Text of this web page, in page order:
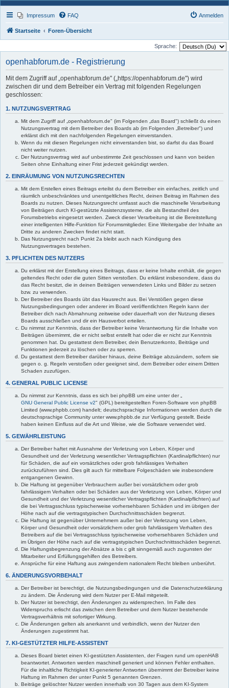
Impressum FAQ Anmelden
Startseite Foren-Übersicht
Sprache:
openhabforum.de - Registrierung
Mit dem Zugriff auf „openhabforum.de" („https://openhabforum.de") wird
zwischen dir und dem Betreiber ein Vertrag mit folgenden Regelungen
geschlossen:
1. NUTZUNGSVERTRAG
Mit dem Zugriff auf „openhabforum.de" (im Folgenden „das Board") schließt du einen
Nutzungsvertrag mit dem Betreiber des Boards ab (im Folgenden „Betreiber") und
erklärst dich mit den nachfolgenden Regelungen einverstanden.
Wenn du mit diesen Regelungen nicht einverstanden bist, so darfst du das Board
nicht weiter nutzen.
Der Nutzungsvertrag wird auf unbestimmte Zeit geschlossen und kann von beiden
Seiten ohne Einhaltung einer Frist jederzeit gekündigt werden.
2. EINRÄUMUNG VON NUTZUNGSRECHTEN
Mit dem Erstellen eines Beitrags erteilst du dem Betreiber ein einfaches, zeitlich und
räumlich unbeschränktes und unentgeltliches Recht, deinen Beitrag im Rahmen des
Boards zu nutzen. Dieses Nutzungsrecht umfasst auch die maschinelle Verarbeitung
von Beiträgen durch KI-gestützte Assistenzsysteme, die als Bestandteil des
Forumsbetriebs eingesetzt werden. Zweck dieser Verarbeitung ist die Bereitstellung
einer intelligenten Hilfe-Funktion für Forumsmitglieder. Eine Weitergabe der Inhalte an
Dritte zu anderen Zwecken findet nicht statt.
Das Nutzungsrecht nach Punkt 2a bleibt auch nach Kündigung des
Nutzungsvertrages bestehen.
3. PFLICHTEN DES NUTZERS
Du erklärst mit der Erstellung eines Beitrags, dass er keine Inhalte enthält, die gegen
geltendes Recht oder die guten Sitten verstoßen. Du erklärst insbesondere, dass du
das Recht besitzt, die in deinen Beiträgen verwendeten Links und Bilder zu setzen
bzw. zu verwenden.
Der Betreiber des Boards übt das Hausrecht aus. Bei Verstößen gegen diese
Nutzungsbedingungen oder anderer im Board veröffentlichten Regeln kann der
Betreiber dich nach Abmahnung zeitweise oder dauerhaft von der Nutzung dieses
Boards ausschließen und dir ein Hausverbot erteilen.
Du nimmst zur Kenntnis, dass der Betreiber keine Verantwortung für die Inhalte von
Beiträgen übernimmt, die er nicht selbst erstellt hat oder die er nicht zur Kenntnis
genommen hat. Du gestattest dem Betreiber, dein Benutzerkonto, Beiträge und
Funktionen jederzeit zu löschen oder zu sperren.
Du gestattest dem Betreiber darüber hinaus, deine Beiträge abzuändern, sofern sie
gegen o. g. Regeln verstoßen oder geeignet sind, dem Betreiber oder einem Dritten
Schaden zuzufügen.
4. GENERAL PUBLIC LICENSE
Du nimmst zur Kenntnis, dass es sich bei phpBB um eine unter der „
GNU General Public License v2" (GPL) bereitgestellten Foren-Software von phpBB
Limited (www.phpbb.com) handelt; deutschsprachige Informationen werden durch die
deutschsprachige Community unter www.phpbb.de zur Verfügung gestellt. Beide
haben keinen Einfluss auf die Art und Weise, wie die Software verwendet wird.
5. GEWÄHRLEISTUNG
Der Betreiber haftet mit Ausnahme der Verletzung von Leben, Körper und
Gesundheit und der Verletzung wesentlicher Vertragspflichten (Kardinalpflichten) nur
für Schäden, die auf ein vorsätzliches oder grob fahrlässiges Verhalten
zurückzuführen sind. Dies gilt auch für mittelbare Folgeschäden wie insbesondere
entgangenen Gewinn.
Die Haftung ist gegenüber Verbrauchern außer bei vorsätzlichem oder grob
fahrlässigem Verhalten oder bei Schäden aus der Verletzung von Leben, Körper und
Gesundheit und der Verletzung wesentlicher Vertragspflichten (Kardinalpflichten) auf
die bei Vertragsschluss typischerweise vorhersehbaren Schäden und im übrigen der
Höhe nach auf die vertragstypischen Durchschnittsschäden begrenzt.
Die Haftung ist gegenüber Unternehmern außer bei der Verletzung von Leben,
Körper und Gesundheit oder vorsätzlichem oder grob fahrlässigem Verhalten des
Betreibers auf die bei Vertragsschluss typischerweise vorhersehbaren Schäden und
im Übrigen der Höhe nach auf die vertragstypischen Durchschnittsschäden begrenzt.
Die Haftungsbegrenzung der Absätze a bis c gilt sinngemäß auch zugunsten der
Mitarbeiter und Erfüllungsgehilfen des Betreibers.
Ansprüche für eine Haftung aus zwingendem nationalem Recht bleiben unberührt.
6. ÄNDERUNGSVORBEHALT
Der Betreiber ist berechtigt, die Nutzungsbedingungen und die Datenschutzerklärung
zu ändern. Die Änderung wird dem Nutzer per E-Mail mitgeteilt.
Der Nutzer ist berechtigt, den Änderungen zu widersprechen. Im Falle des
Widerspruchs erlischt das zwischen dem Betreiber und dem Nutzer bestehende
Vertragsverhältnis mit sofortiger Wirkung.
Die Änderungen gelten als anerkannt und verbindlich, wenn der Nutzer den
Änderungen zugestimmt hat.
7. KI-GESTÜTZTER HILFE-ASSISTENT
Dieses Board bietet einen KI-gestützten Assistenten, der Fragen rund um openHAB
beantwortet. Antworten werden maschinell generiert und können Fehler enthalten.
Für die inhaltliche Richtigkeit KI-generierter Antworten übernimmt der Betreiber keine
Haftung im Rahmen der unter Punkt 5 genannten Grenzen.
Beiträge gelöschter Nutzer werden innerhalb von 30 Tagen aus dem KI-System